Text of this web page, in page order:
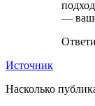
—
Источник
Насколько